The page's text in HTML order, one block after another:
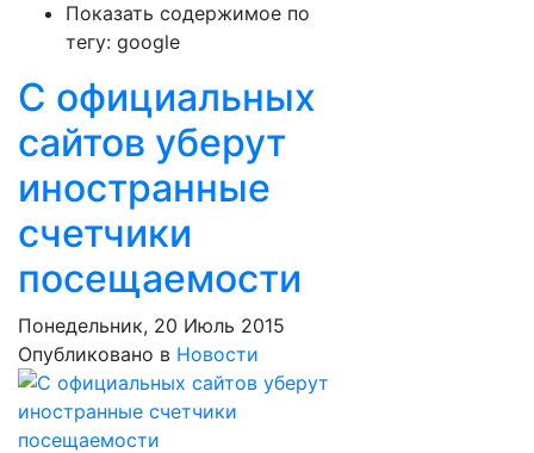
Показать содержимое по
тегу: google
С официальных
сайтов уберут
иностранные
счетчики
посещаемости
Понедельник, 20 Июль 2015
Опубликовано в Новости